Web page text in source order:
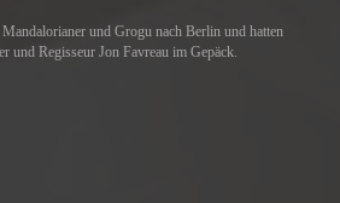
und Grogu nach Berlin und hatten
und Regisseur Jon Favreau im Gepäck.